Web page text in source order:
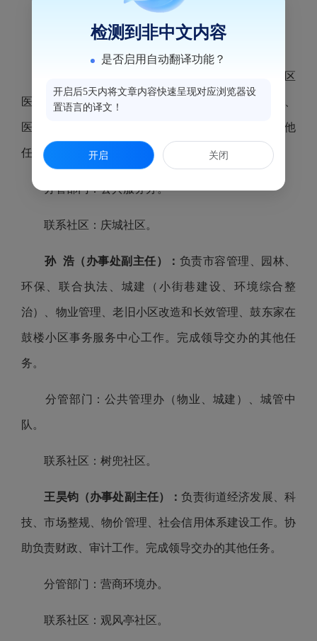
分管部门：党建办公室（宣传）、文化站。
联系社区：庆城社区。
负责民政、卫健、社区
医疗服务、慈善、红十字会、残疾人事业、山海协作、
医保、劳动就业和社会保障工作。完成领导交办的其他
任务。
分管部门：公共服务办。
联系社区：庆城社区。
孙 浩（办事处副主任）： 负责市容管理、园林、
环保、联合执法、城建（小街巷建设、环境综合整
治）、物业管理、老旧小区改造和长效管理、鼓东家在
鼓楼小区事务服务中心工作。完成领导交办的其他任
务。
分管部门：公共管理办（物业、城建）、城管中
队。
联系社区：树兜社区。
王昊钧（办事处副主任）： 负责街道经济发展、科
技、市场整规、物价管理、社会信用体系建设工作。协
助负责财政、审计工作。完成领导交办的其他任务。
分管部门：营商环境办。
联系社区：观风亭社区。
检测到非中文内容
是否启用自动翻译功能？
开启后5天内将文章内容快速呈现对应浏览器设
置语言的译文！
开启 关闭